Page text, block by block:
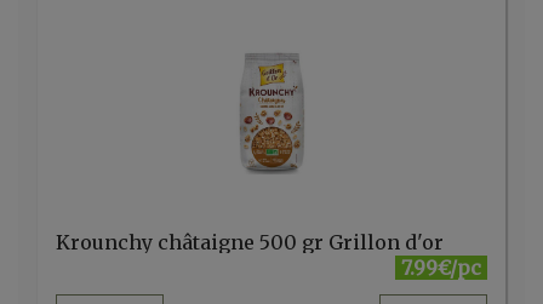
Krounchy châtaigne 500 gr Grillon d'or
7.99€/pc